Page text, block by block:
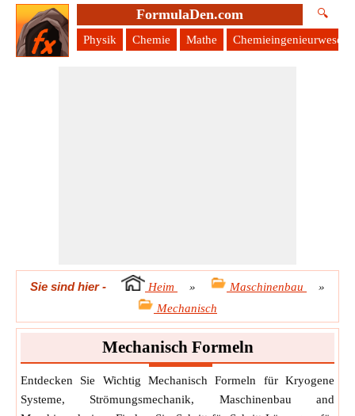
FormulaDen.com 🔍
Physik Chemie Mathe Chemieingenieurwesen
Sie sind hier- Heim » Maschinenbau
»
Mechanisch
Mechanisch Formeln
Entdecken Sie Wichtig Mechanisch Formeln für Kryogene
Systeme, Strömungsmechanik, Maschinenbau and